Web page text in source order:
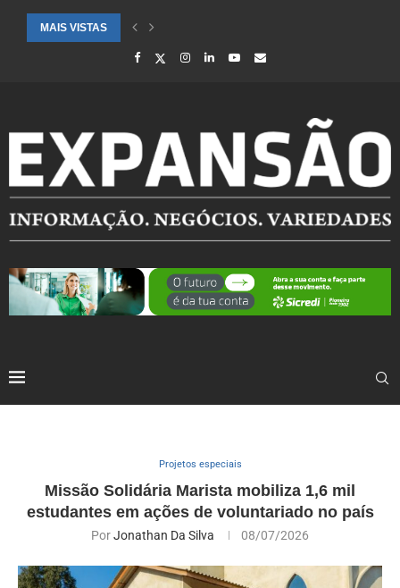
MAIS VISTAS
CIDADES ATENDIDAS PELO SEBRAE RS SÃO DESTAQUE EM
Projetos especiais
Missão Solidária Marista mobiliza 1,6 mil
estudantes em ações de voluntariado no país
PorJonathan Da Silva 08/07/2026